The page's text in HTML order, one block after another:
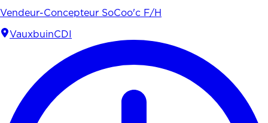
Vendeur-Concepteur SoCoo'c F/H
VauxbuinCDI